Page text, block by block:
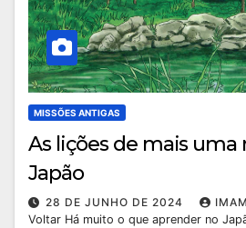
MISSÕES ANTIGAS
As lições de mais uma
Japão
28 DE JUNHO DE 2024
IMAM
Voltar Há muito o que aprender no